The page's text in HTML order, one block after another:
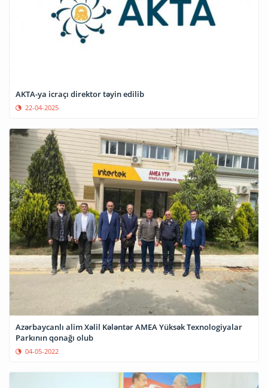
AKTA-ya icraçı direktor təyin edilib
22-04-2025
Azərbaycanlı alim Xəlil Kələntər AMEA Yüksək Texnologiyalar
Parkının qonağı olub
04-05-2022